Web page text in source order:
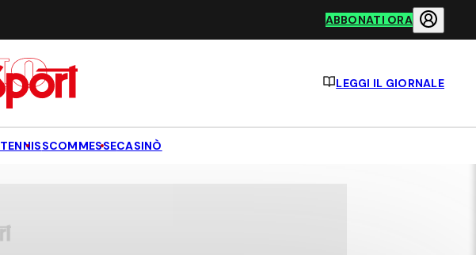
ABBONATI ORA
LEGGI IL GIORNALE
TENNISSCOMMESSECASINÒ